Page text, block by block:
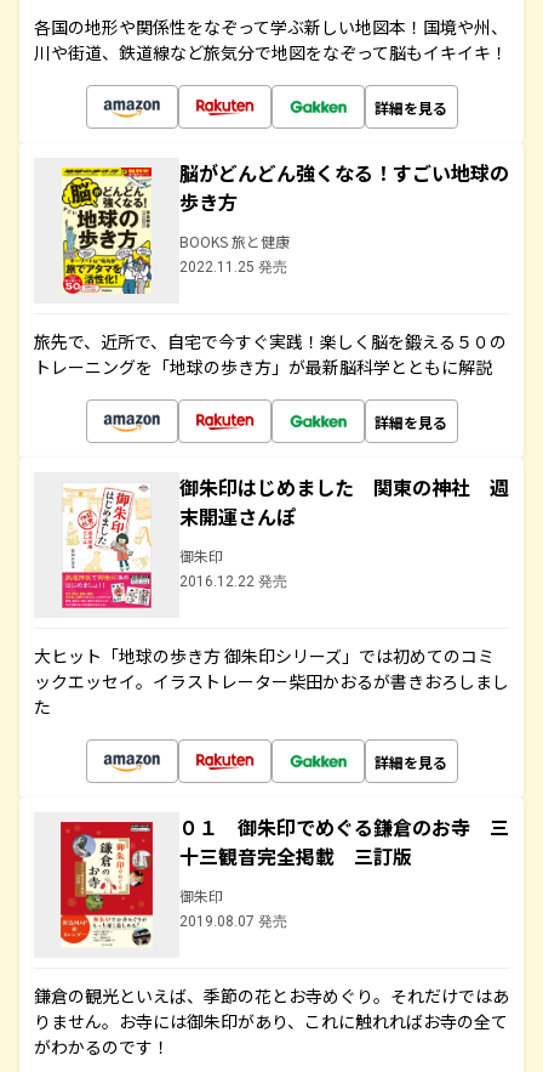
各国の地形や関係性をなぞって学ぶ新しい地図本！国境や州、
川や街道、鉄道線など旅気分で地図をなぞって脳もイキイキ！
詳細を見る
脳がどんどん強くなる！すごい地球の
歩き方
BOOKS 旅と健康
2022.11.25 発売
旅先で、近所で、自宅で今すぐ実践！楽しく脳を鍛える５０の
トレーニングを「地球の歩き方」が最新脳科学とともに解説
詳細を見る
御朱印はじめました 関東の神社 週
末開運さんぽ
御朱印
2016.12.22 発売
大ヒット「地球の歩き方 御朱印シリーズ」では初めてのコミ
ックエッセイ。イラストレーター柴田かおるが書きおろしまし
た
詳細を見る
０１ 御朱印でめぐる鎌倉のお寺 三
十三観音完全掲載 三訂版
御朱印
2019.08.07 発売
鎌倉の観光といえば、季節の花とお寺めぐり。それだけではあ
りません。お寺には御朱印があり、これに触れればお寺の全て
がわかるのです！